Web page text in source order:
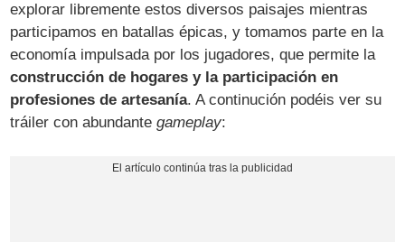
explorar libremente estos diversos paisajes mientras
participamos en batallas épicas, y tomamos parte en la
economía impulsada por los jugadores, que permite la
construcción de hogares y la participación en
profesiones de artesanía​. A continución podéis ver su
tráiler con abundantegameplay: